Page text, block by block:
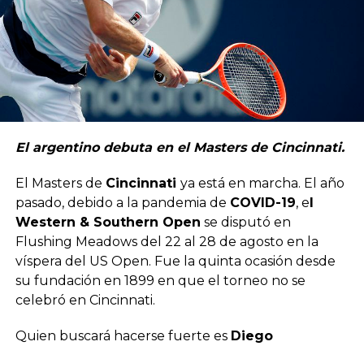
El argentino debuta en el Masters de Cincinnati.
El Masters de Cincinnati ya está en marcha. El año
pasado, debido a la pandemia de COVID-19, el
Western & Southern Open se disputó en
Flushing Meadows del 22 al 28 de agosto en la
víspera del US Open. Fue la quinta ocasión desde
su fundación en 1899 en que el torneo no se
celebró en Cincinnati.
Quien buscará hacerse fuerte es Diego